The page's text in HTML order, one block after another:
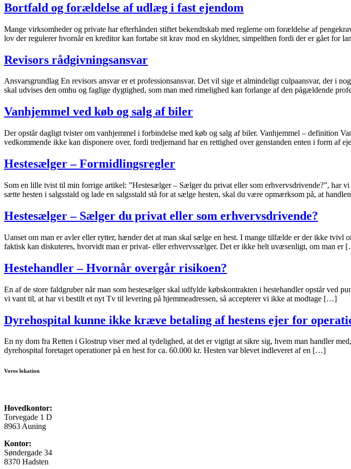
Bortfald og forældelse af udlæg i fast ejendom
Mange virksomheder og private har efterhånden stiftet bekendtskab med reglerne om forældelse af
lov der regulerer hvornår en kreditor kan fortabe sit krav mod en skyldner, simpelthen fordi der er gået for
Revisors rådgivningsansvar
Ansvarsgrundlag En revisors ansvar er et professionsansvar. Det vil sige et almindeligt culpaansvar, der i
skal udvises den omhu og faglige dygtighed, som man med rimelighed kan forlange af den pågældende
Vanhjemmel ved køb og salg af biler
Der opstår dagligt tvister om vanhjemmel i forbindelse med køb og salg af biler. Vanhjemmel – definition
vedkommende ikke kan disponere over, fordi tredjemand har en rettighed over genstanden enten i form af
Hestesælger – Formidlingsregler
Som en lille tvist til min forrige artikel: ”Hestesælger – Sælger du privat eller som erhvervsdrivende?”, har
sætte hesten i salgsstald og lade en salgsstald stå for at sælge hesten, skal du være opmærksom på, at
Hestesælger – Sælger du privat eller som erhvervsdrivende?
Uanset om man er avler eller rytter, hænder det at man skal sælge en hest. I mange tilfælde er der ikke
faktisk kan diskuteres, hvorvidt man er privat- eller erhvervssælger. Det er ikke helt uvæsenligt, om man er
Hestehandler – Hvornår overgår risikoen?
En af de store faldgruber når man som hestesælger skal udfylde købskontrakten i hestehandler opstår ved
vi vant til, at har vi bestilt et nyt Tv til levering på hjemmeadressen, så accepterer vi ikke at modtage […]
Dyrehospital kunne ikke kræve betaling af hestens ejer for
En ny dom fra Retten i Glostrup viser med al tydelighed, at det er vigtigt at sikre sig, hvem man handler
dyrehospital foretaget operationer på en hest for ca. 60.000 kr. Hesten var blevet indleveret af en […]
Vores lokation
Hovedkontor:
Torvegade 1 D
8963 Auning
Kontor:
Søndergade 34
8370 Hadsten